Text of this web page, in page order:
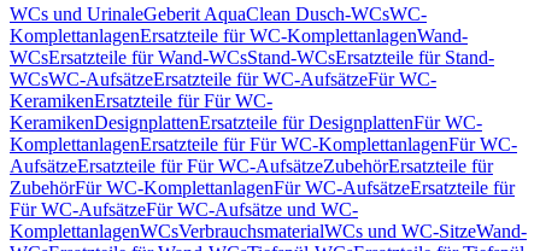
WCs und UrinaleGeberit AquaClean Dusch-WCsWC-
KomplettanlagenErsatzteile für WC-KomplettanlagenWand-
WCsErsatzteile für Wand-WCsStand-WCsErsatzteile für Stand-
WCsWC-AufsätzeErsatzteile für WC-AufsätzeFür WC-
KeramikenErsatzteile für Für WC-
KeramikenDesignplattenErsatzteile für DesignplattenFür WC-
KomplettanlagenErsatzteile für Für WC-KomplettanlagenFür WC-
AufsätzeErsatzteile für Für WC-AufsätzeZubehörErsatzteile für
ZubehörFür WC-KomplettanlagenFür WC-AufsätzeErsatzteile für
Für WC-AufsätzeFür WC-Aufsätze und WC-
KomplettanlagenWCsVerbrauchsmaterialWCs und WC-SitzeWand-